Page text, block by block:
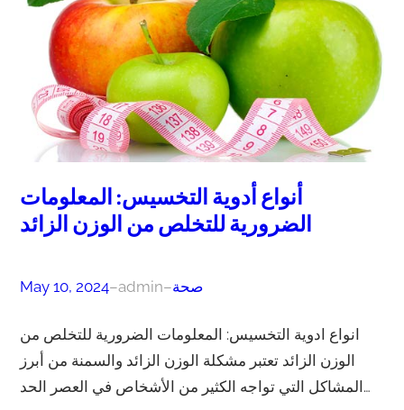
أنواع أدوية التخسيس: المعلومات
الضرورية للتخلص من الوزن الزائد
May 10, 2024–admin–صحة
انواع ادوية التخسيس: المعلومات الضرورية للتخلص من
الوزن الزائد تعتبر مشكلة الوزن الزائد والسمنة من أبرز
المشاكل التي تواجه الكثير من الأشخاص في العصر الحد…